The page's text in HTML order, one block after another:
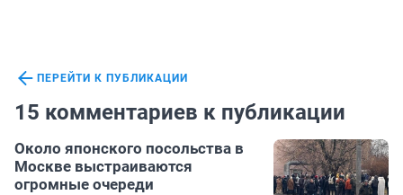
ПЕРЕЙТИ К ПУБЛИКАЦИИ
15 комментариев к публикации
Около японского посольства в
Москве выстраиваются
огромные очереди